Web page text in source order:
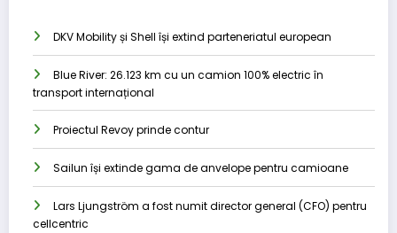
DKV Mobility și Shell își extind parteneriatul european
Blue River: 26.123 km cu un camion 100% electric în
transport internațional
Proiectul Revoy prinde contur
Sailun își extinde gama de anvelope pentru camioane
Lars Ljungström a fost numit director general (CFO) pentru
cellcentric